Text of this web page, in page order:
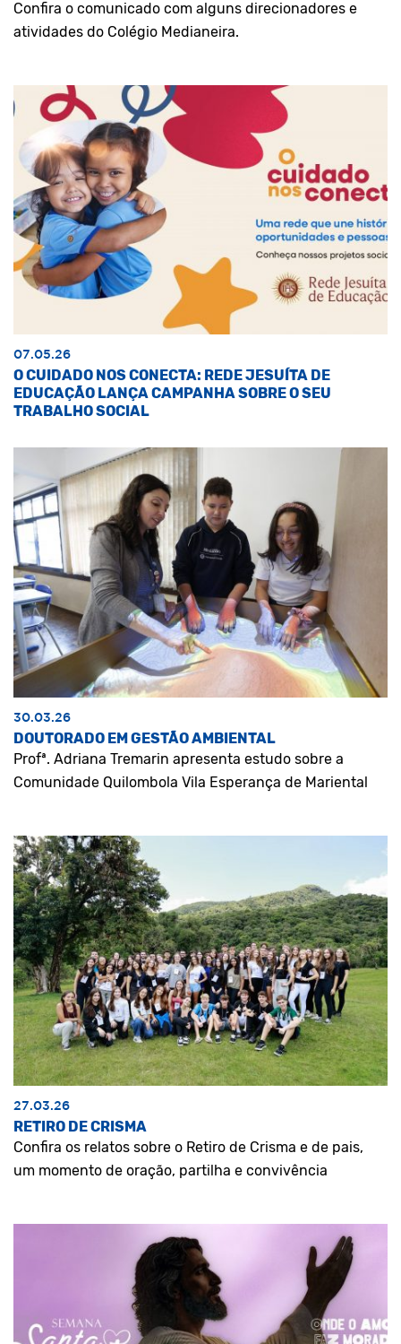
Confira o comunicado com alguns direcionadores e
atividades do Colégio Medianeira.
07.05.26
O CUIDADO NOS CONECTA: REDE JESUÍTA DE
EDUCAÇÃO LANÇA CAMPANHA SOBRE O SEU
TRABALHO SOCIAL
30.03.26
DOUTORADO EM GESTÃO AMBIENTAL
Profª. Adriana Tremarin apresenta estudo sobre a
Comunidade Quilombola Vila Esperança de Mariental
27.03.26
RETIRO DE CRISMA
Confira os relatos sobre o Retiro de Crisma e de pais,
um momento de oração, partilha e convivência